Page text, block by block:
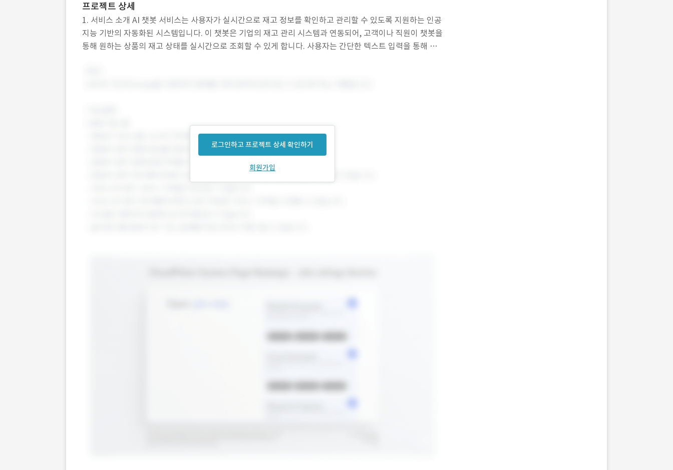
프로젝트 상세
1. 서비스 소개 AI 챗봇 서비스는 사용자가 실시간으로 재고 정보를 확인하고 관리할 수 있도록 지원하는 인공
지능 기반의 자동화된 시스템입니다. 이 챗봇은 기업의 재고 관리 시스템과 연동되어, 고객이나 직원이 챗봇을
통해 원하는 상품의 재고 상태를 실시간으로 조회할 수 있게 합니다. 사용자는 간단한 텍스트 입력을 통해 원
로그인하고 프로젝트 상세 확인하기
회원가입